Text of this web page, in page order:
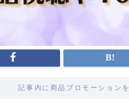
記事内に商品プロモーション